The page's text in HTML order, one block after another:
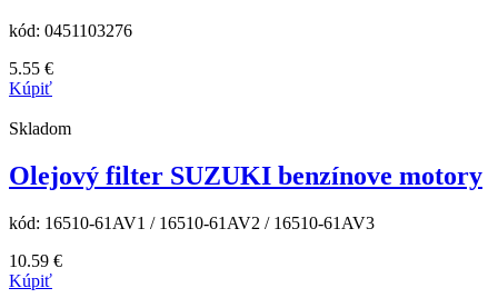
kód: 0451103276
5.55 €
Kúpiť
Skladom
Olejový filter SUZUKI benzínove motory
kód: 16510-61AV1 / 16510-61AV2 / 16510-61AV3
10.59 €
Kúpiť